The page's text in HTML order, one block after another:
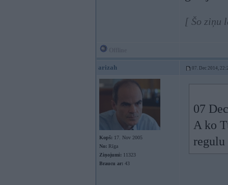
[ Šo ziņu
arizah 07. Dec 2014,
Kopš: 17. Nov 2005
No: Rīga
Ziņojumi: 11323
Braucu ar: 43
07
A ko
regulu